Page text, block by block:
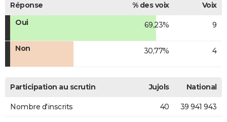
Réponse % des voix
Voix
Oui
69,23% 9
Non 30,77% 4
Participation au scrutin Jujols National
Nombre d'inscrits 40 39 941 943